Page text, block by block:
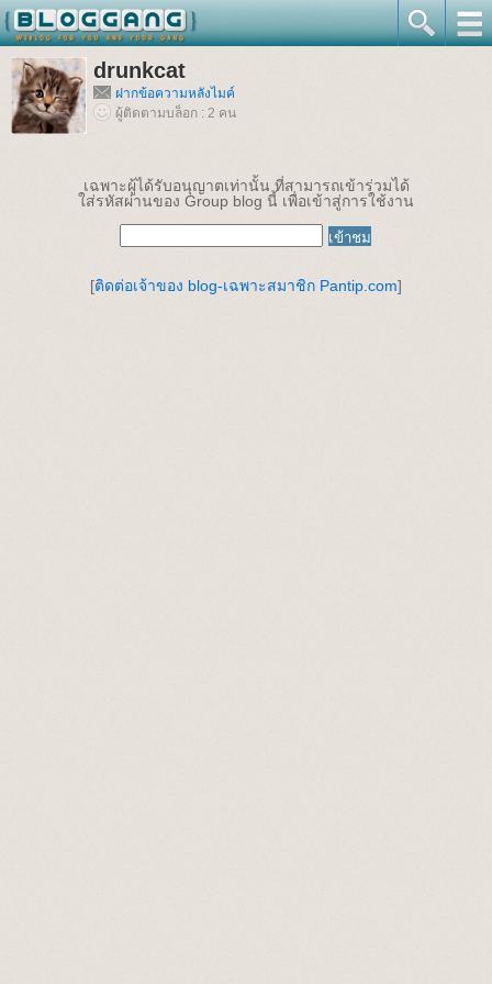
drunkcat
ฝากข้อความหลังไมค์
ผู้ติดตามบล็อก : 2 คน
เฉพาะผู้ได้รับอนุญาตเท่านั้น ที่สามารถเข้าร่วมได้
ใส่รหัสผ่านของ Group blog นี้ เพื่อเข้าสู่การใช้งาน
[ติดต่อเจ้าของ blog-เฉพาะสมาชิก Pantip.com]